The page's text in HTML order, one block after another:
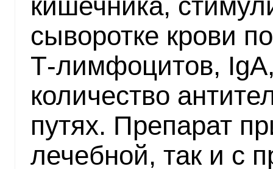
сыворотке крови
Т-лимфоцитов,
количество
путях. Препарат
лечебной, так и с